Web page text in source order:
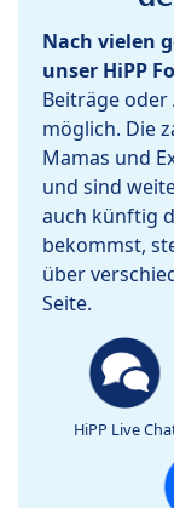
Nach vielen
unser HiPP
Beiträge
möglich. Die
Mamas und
und sind
auch künftig
bekommst,
über
Seite.
HiPP Live